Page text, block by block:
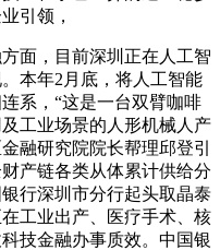
引领，
面，目前深圳正在人工智
本年2月底，将人工智能
系，“这是一台双臂咖啡
工业场景的人形机械人产
融研究院院长帮理邱登引
产链各类从体累计供给分
行深圳市分行起头取晶泰
工业出产、医疗手术、核
技金融办事质效。中国银